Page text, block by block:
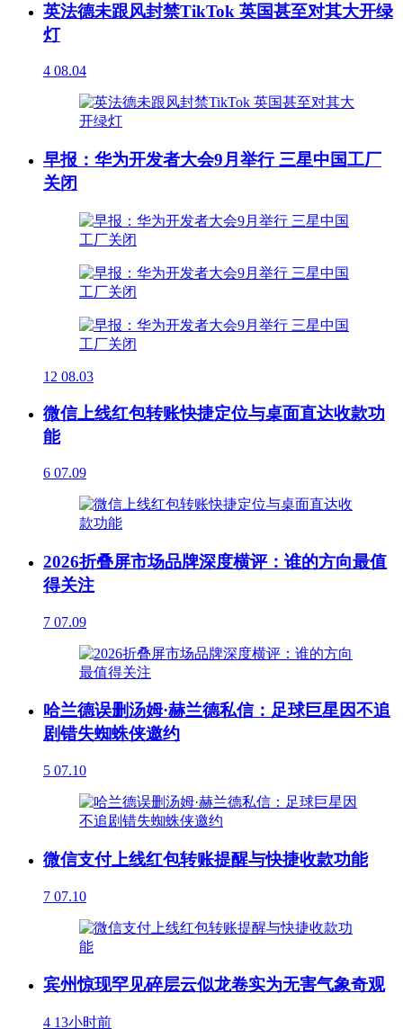
英法德未跟风封禁TikTok 英国甚至对其大开绿
灯
4 08.04
早报：华为开发者大会9月举行 三星中国工厂
关闭
12 08.03
微信上线红包转账快捷定位与桌面直达收款功
能
6 07.09
2026折叠屏市场品牌深度横评：谁的方向最值
得关注
7 07.09
哈兰德误删汤姆·赫兰德私信：足球巨星因不追
剧错失蜘蛛侠邀约
5 07.10
微信支付上线红包转账提醒与快捷收款功能
7 07.10
宾州惊现罕见碎层云似龙卷实为无害气象奇观
4 13小时前